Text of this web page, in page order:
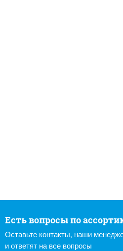
Есть вопросы по
Оставьте контакты, наши
и ответят на все вопросы